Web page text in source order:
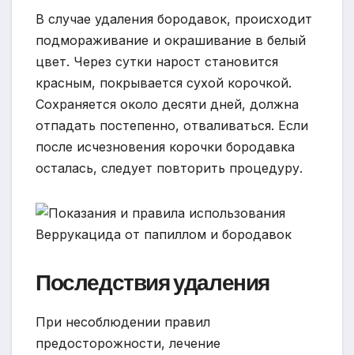
В случае удаления бородавок, происходит
подмораживание и окрашивание в белый
цвет. Через сутки нарост становится
красным, покрывается сухой корочкой.
Сохраняется около десяти дней, должна
отпадать постепенно, отваливаться. Если
после исчезновения корочки бородавка
осталась, следует повторить процедуру.
Последствия удаления
При несоблюдении правил
предосторожности, лечение